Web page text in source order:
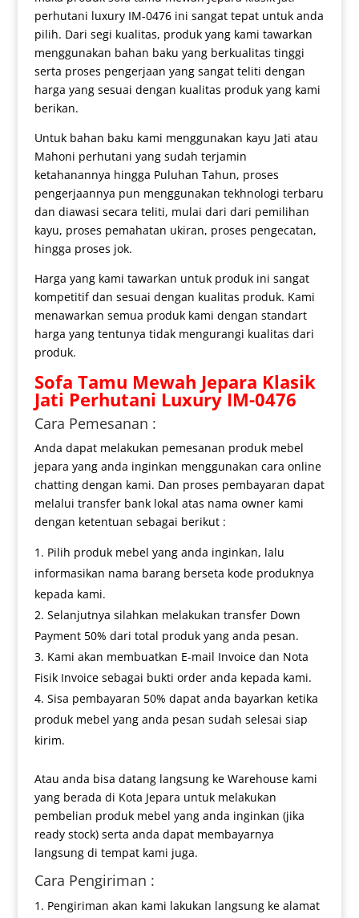
perhutani luxury IM-0476 ini sangat tepat untuk anda
pilih. Dari segi kualitas, produk yang kami tawarkan
menggunakan bahan baku yang berkualitas tinggi
serta proses pengerjaan yang sangat teliti dengan
harga yang sesuai dengan kualitas produk yang kami
berikan.
Untuk bahan baku kami menggunakan kayu Jati atau
Mahoni perhutani yang sudah terjamin
ketahanannya hingga Puluhan Tahun, proses
pengerjaannya pun menggunakan tekhnologi terbaru
dan diawasi secara teliti, mulai dari dari pemilihan
kayu, proses pemahatan ukiran, proses pengecatan,
hingga proses jok.
Harga yang kami tawarkan untuk produk ini sangat
kompetitif dan sesuai dengan kualitas produk. Kami
menawarkan semua produk kami dengan standart
harga yang tentunya tidak mengurangi kualitas dari
produk.
Sofa Tamu Mewah Jepara Klasik
Jati Perhutani Luxury IM-0476
Cara Pemesanan :
Anda dapat melakukan pemesanan produk mebel
jepara yang anda inginkan menggunakan cara online
chatting dengan kami. Dan proses pembayaran dapat
melalui transfer bank lokal atas nama owner kami
dengan ketentuan sebagai berikut :
Pilih produk mebel yang anda inginkan, lalu
informasikan nama barang berseta kode produknya
kepada kami.
Selanjutnya silahkan melakukan transfer Down
Payment 50% dari total produk yang anda pesan.
Kami akan membuatkan E-mail Invoice dan Nota
Fisik Invoice sebagai bukti order anda kepada kami.
Sisa pembayaran 50% dapat anda bayarkan ketika
produk mebel yang anda pesan sudah selesai siap
kirim.
Atau anda bisa datang langsung ke Warehouse kami
yang berada di Kota Jepara untuk melakukan
pembelian produk mebel yang anda inginkan (jika
ready stock) serta anda dapat membayarnya
langsung di tempat kami juga.
Cara Pengiriman :
Pengiriman akan kami lakukan langsung ke alamat